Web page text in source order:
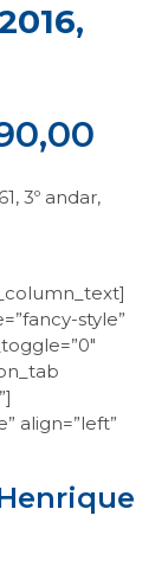
3º andar,
style”
align=”left”